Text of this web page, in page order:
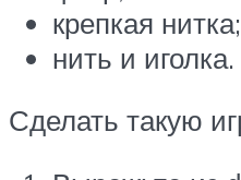
крепкая нитка;
нить и иголка.
Сделать такую